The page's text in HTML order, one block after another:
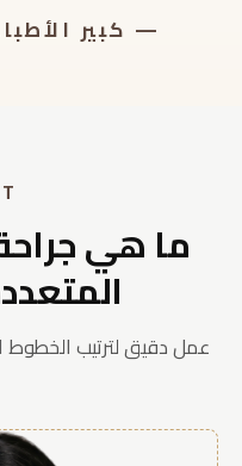
— كبير
ما هي
عمل دقيق لترتيب